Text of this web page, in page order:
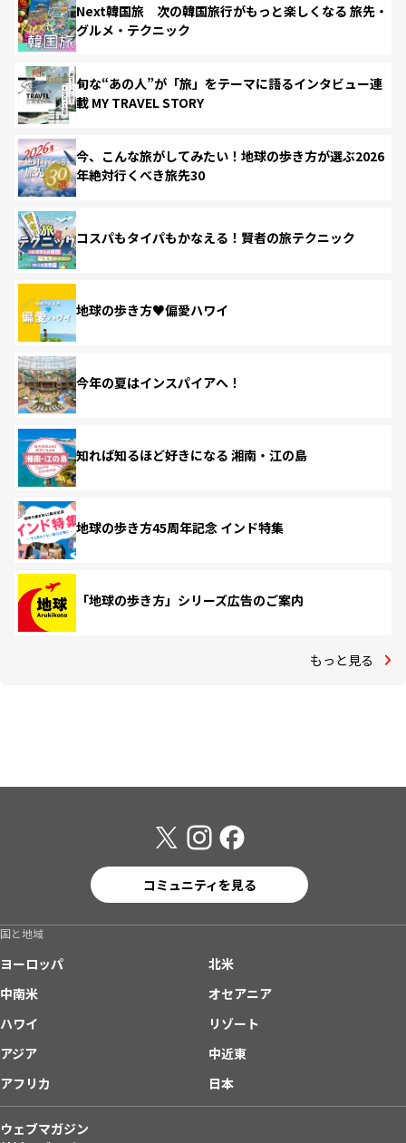
Next韓国旅 次の韓国旅行がもっと楽しくなる 旅先・
グルメ・テクニック
旬な“あの人”が「旅」をテーマに語るインタビュー連
載 MY TRAVEL STORY
今、こんな旅がしてみたい！地球の歩き方が選ぶ2026
年絶対行くべき旅先30
コスパもタイパもかなえる！賢者の旅テクニック
地球の歩き方♥偏愛ハワイ
今年の夏はインスパイアへ！
知れば知るほど好きになる 湘南・江の島
地球の歩き方45周年記念 インド特集
「地球の歩き方」シリーズ広告のご案内
もっと見る
コミュニティを見る
国と地域
ヨーロッパ
北米
中南米
オセアニア
ハワイ
リゾート
アジア
中近東
アフリカ
日本
ウェブマガジン